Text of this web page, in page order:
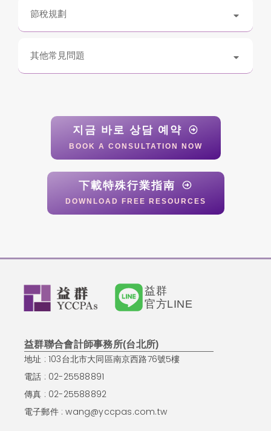
節稅規劃
其他常見問題
지금 바로 상담 예약
BOOK A CONSULTATION NOW
下載特殊行業指南
DOWNLOAD FREE RESOURCES
益群
官方LINE
益群聯合會計師事務所(台北所)
地址 : 103台北市大同區南京西路76號5樓
電話 : 02-25588891
傳真 : 02-25588892
電子郵件 :wang@yccpas.com.tw